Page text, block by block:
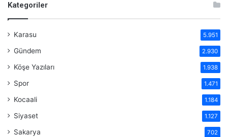
Kategoriler
Karasu 5.951
Gündem 2.930
Köşe Yazıları 1.938
Spor 1.471
Kocaali 1.184
Siyaset 1.127
Sakarya 702